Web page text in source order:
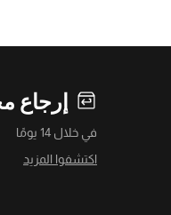
إرجاع
في خلال 14 يومًا
اكتشفوا المزيد